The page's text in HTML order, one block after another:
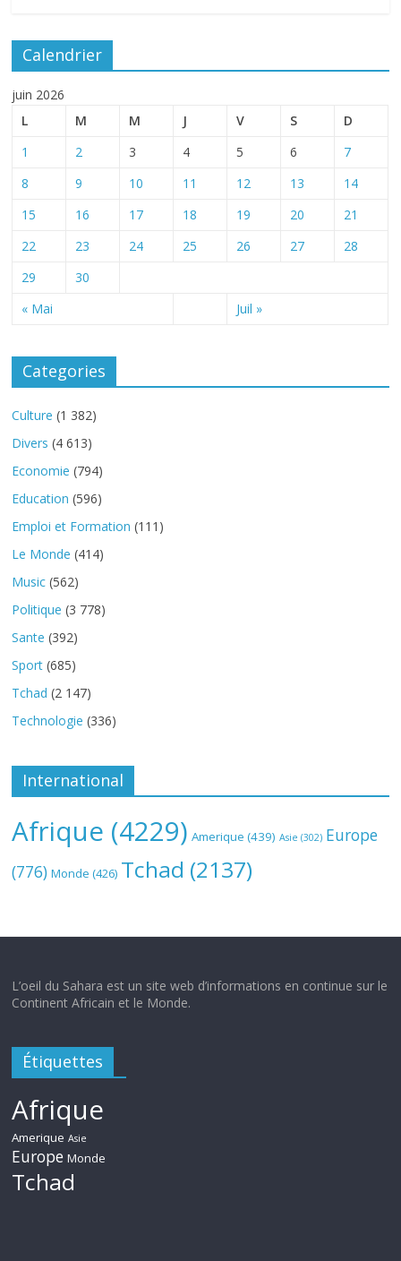
Calendrier
juin 2026
L
M M J V S D
« Mai Juil »
1 2 3 4 5 6
7
8
9 10 11 12 13
14
15
16 17 18 19 20
21
22
23 24 25 26 27
28
29
30
Categories
Culture (1 382)
Divers (4 613)
Economie (794)
Education (596)
Emploi et Formation (111)
Le Monde (414)
Music (562)
Politique (3 778)
Sante (392)
Sport (685)
Tchad (2 147)
Technologie (336)
International
Afrique (4229) Amerique (439) Asie (302) Europe
(776) Monde (426) Tchad (2137)
L’oeil du Sahara est un site web d’informations en continue sur le
Continent Africain et le Monde.
Étiquettes
Afrique
Amerique Asie
Europe Monde
Tchad